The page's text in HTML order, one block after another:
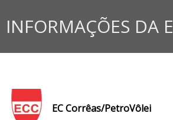
INFORMAÇÕES DA
EC Corrêas/PetroVôlei